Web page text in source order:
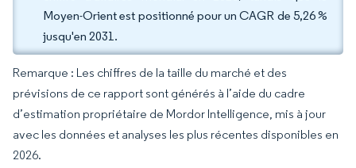
Moyen-Orient est positionné pour un CAGR de 5,26 %
jusqu'en 2031.
Remarque : Les chiffres de la taille du marché et des
prévisions de ce rapport sont générés à l’aide du cadre
d’estimation propriétaire de Mordor Intelligence, mis à jour
avec les données et analyses les plus récentes disponibles en
2026.